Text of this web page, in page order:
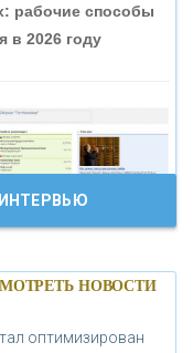
КРЕДИТНЫЙ
рабочие способы
в 2026 году
впервые за
новостей»
НОВОСТИ
оптимизирован